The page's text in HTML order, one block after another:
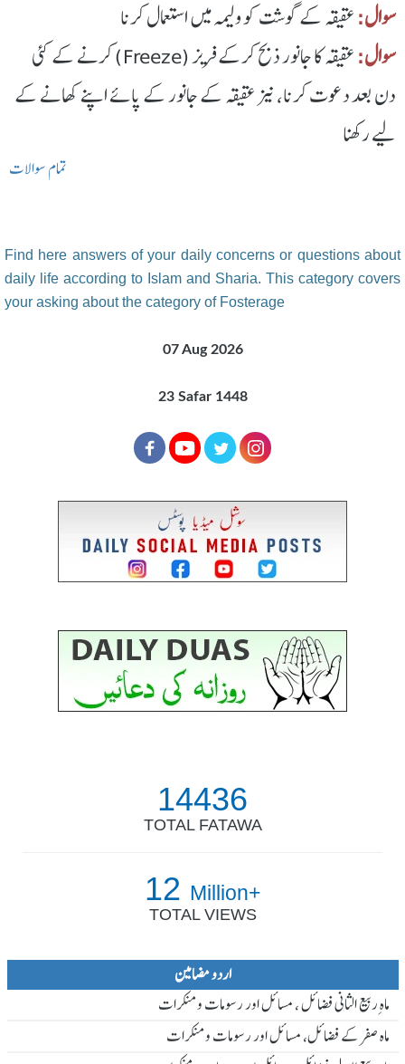
سوال:عقیقہ کے گوشت کو ولیمہ میں استعمال کرنا
سوال:
عقیقہ کا جانور ذبح کرکے فریز (Freeze) کرنے کے کئی
دن بعد دعوت کرنا، نیز عقیقہ کے جانور کے پائے اپنے کھانے کے
لیے رکھنا
تمام سوالات
Find here answers of your daily concerns or questions about
daily life according to Islam and Sharia. This category covers
your asking about the category of Fosterage
07 Aug 2026
23 Safar 1448
14436
TOTAL FATAWA
12 Million+
TOTAL VIEWS
اردو مضامین
ماہ ِربیع الثانی فضائل ، مسائل اور رسومات و منکرات
ماہ صفر کے فضائل، مسائل اور رسومات و منکرات